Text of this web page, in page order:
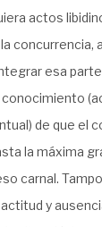
actos
concurrencia,
esa
de que el
la máxima
carnal.
y